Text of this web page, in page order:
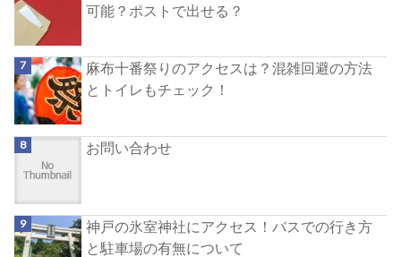
可能？ポストで出せる？
麻布十番祭りのアクセスは？混雑回避の方法
とトイレもチェック！
お問い合わせ
神戸の氷室神社にアクセス！バスでの行き方
と駐車場の有無について